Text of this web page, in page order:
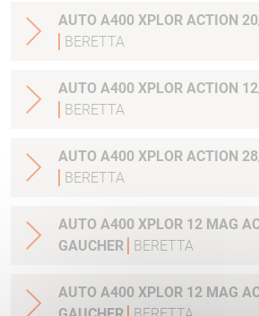
AUTO A400 XPLOR ACTION
BERETTA
AUTO A400 XPLOR ACTION
BERETTA
AUTO A400 XPLOR ACTION
BERETTA
AUTO A400 XPLOR 12 MAG
GAUCHER
BERETTA
AUTO A400 XPLOR 12 MAG